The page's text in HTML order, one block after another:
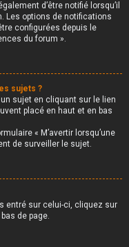
d’être notifié lorsqu’il
Les options de notifications
configurées depuis le
du forum ».
sujets ?
sujet en cliquant sur le lien
placé en haut et en bas
« M’avertir lorsqu’une
de surveiller le sujet.
entré sur celui-ci, cliquez sur
de page.